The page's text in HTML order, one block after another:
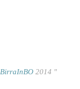
BirraInBO 2014 "